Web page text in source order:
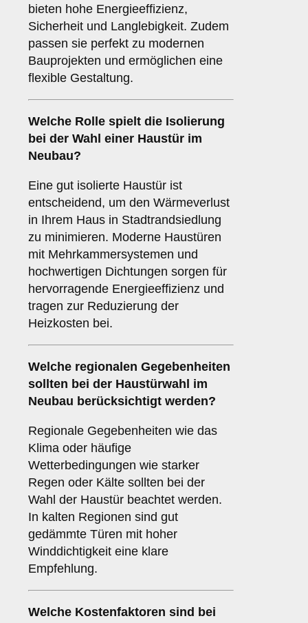
bieten hohe Energieeffizienz,
Sicherheit und Langlebigkeit. Zudem
passen sie perfekt zu modernen
Bauprojekten und ermöglichen eine
flexible Gestaltung.
Welche Rolle spielt die Isolierung
bei der Wahl einer Haustür im
Neubau?
Eine gut isolierte Haustür ist
entscheidend, um den Wärmeverlust
in Ihrem Haus in Stadtrandsiedlung
zu minimieren. Moderne Haustüren
mit Mehrkammersystemen und
hochwertigen Dichtungen sorgen für
hervorragende Energieeffizienz und
tragen zur Reduzierung der
Heizkosten bei.
Welche regionalen Gegebenheiten
sollten bei der Haustürwahl im
Neubau berücksichtigt werden?
Regionale Gegebenheiten wie das
Klima oder häufige
Wetterbedingungen wie starker
Regen oder Kälte sollten bei der
Wahl der Haustür beachtet werden.
In kalten Regionen sind gut
gedämmte Türen mit hoher
Winddichtigkeit eine klare
Empfehlung.
Welche Kostenfaktoren sind bei